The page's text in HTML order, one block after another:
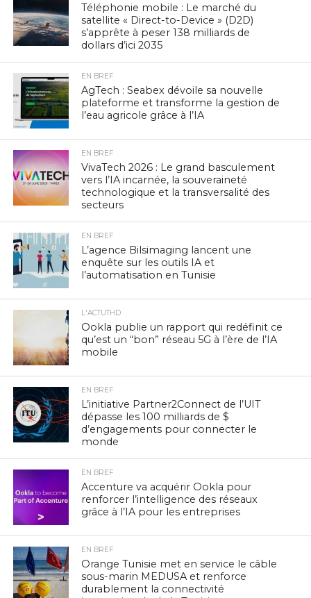
Téléphonie mobile : Le marché du
satellite « Direct-to-Device » (D2D)
s’apprête à peser 138 milliards de
dollars d’ici 2035
EN BREF
AgTech : Seabex dévoile sa nouvelle
plateforme et transforme la gestion de
l’eau agricole grâce à l’IA
EN BREF
VivaTech 2026 : Le grand basculement
vers l’IA incarnée, la souveraineté
technologique et la transversalité des
secteurs
EN BREF
L’agence Bilsimaging lancent une
enquête sur les outils IA et
l’automatisation en Tunisie
L'ACTUTHD
Ookla publie un rapport qui redéfinit ce
qu’est un “bon” réseau 5G à l’ère de l’IA
mobile
EN BREF
L’initiative Partner2Connect de l’UIT
dépasse les 100 milliards de $
d’engagements pour connecter le
monde
EN BREF
Accenture va acquérir Ookla pour
renforcer l’intelligence des réseaux
grâce à l’IA pour les entreprises
EN BREF
Orange Tunisie met en service le câble
sous-marin MEDUSA et renforce
durablement la connectivité